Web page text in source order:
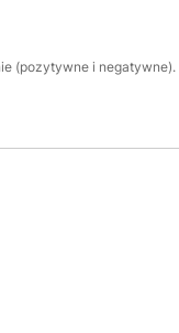
(pozytywne i